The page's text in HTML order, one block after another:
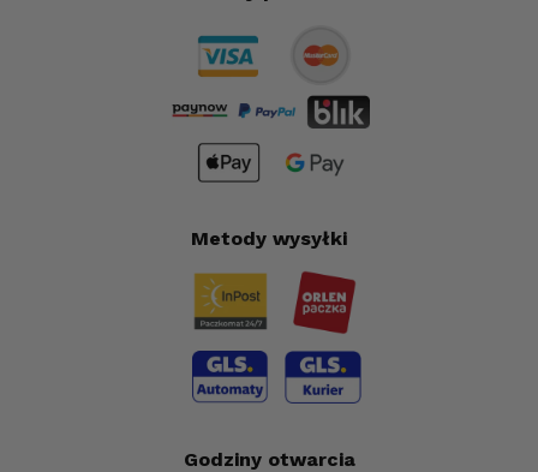
Metody wysyłki
Godziny otwarcia